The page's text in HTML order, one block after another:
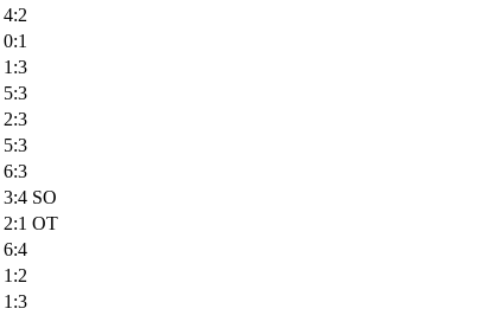
4:2
0:1
1:3
5:3
2:3
5:3
6:3
3:4 SO
2:1 OT
6:4
1:2
1:3